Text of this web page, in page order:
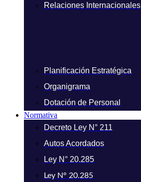
Relaciones Internacionales
Planificación Estratégica
Organigrama
Dotación de Personal
Normativa
Decreto Ley N° 211
Autos Acordados
Ley N° 20.285
Ley N° 20.285